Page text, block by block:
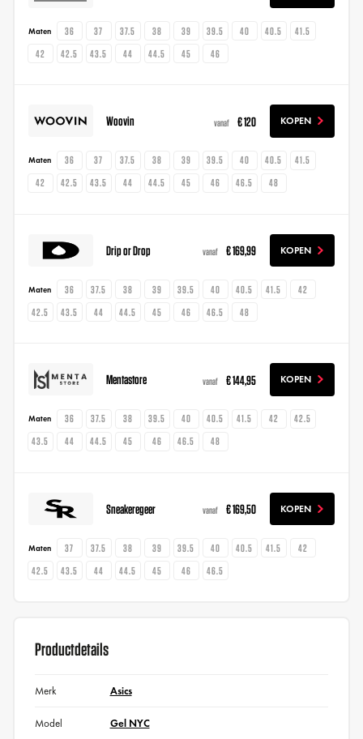
Maten 36 37 37.5 38 39 39.5 40 40.5
41.5
42
42.5 43.5 44 44.5 45 46
Woovin vanaf € 120 KOPEN
Maten 36 37 37.5 38 39 39.5 40 40.5
41.5
42
42.5 43.5 44 44.5 45 46 46.5 48
Drip or Drop vanaf € 169,99 KOPEN
Maten 36 37.5 38 39 39.5 40 40.5 41.5
42
42.5
43.5 44 44.5 45 46 46.5 48
Mentastore vanaf € 144,95 KOPEN
Maten 36 37.5 38 39.5 40 40.5 41.5 42
42.5
43.5
44 44.5 45 46 46.5 48
Sneakeregeer vanaf € 169,50 KOPEN
Maten 37 37.5 38 39 39.5 40 40.5 41.5
42
42.5
43.5 44 44.5 45 46 46.5
Productdetails
Merk Asics
Model Gel NYC